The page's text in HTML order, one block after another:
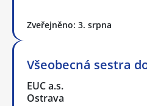
Zveřejněno: 3. srpna
Všeobecná sestra
EUC a.s.
Ostrava